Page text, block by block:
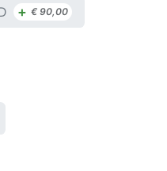
+ €90,00